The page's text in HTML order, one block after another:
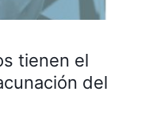
tienen el
del